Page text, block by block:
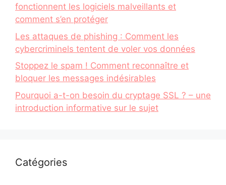
fonctionnent les logiciels malveillants et
comment s’en protéger
Les attaques de phishing : Comment les
cybercriminels tentent de voler vos données
Stoppez le spam ! Comment reconnaître et
bloquer les messages indésirables
Pourquoi a-t-on besoin du cryptage SSL ? – une
introduction informative sur le sujet
Catégories